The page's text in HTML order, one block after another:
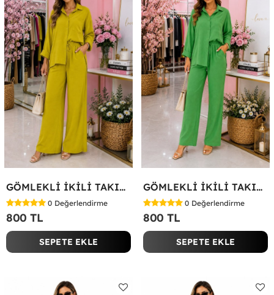
GÖMLEKLİ İKİLİ TAKIM Yağ Yeşili
0 Değerlendirme
800 TL
SEPETE EKLE
GÖMLEKLİ İKİLİ TAKIM Koyu Yeşil
0 Değerlendirme
800 TL
SEPETE EKLE